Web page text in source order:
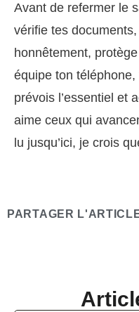
Avant de refermer le
vérifie tes
honnêtement,
équipe ton
prévois l’essentiel et
aime ceux qui
lu jusqu’ici, je crois
PARTAGER